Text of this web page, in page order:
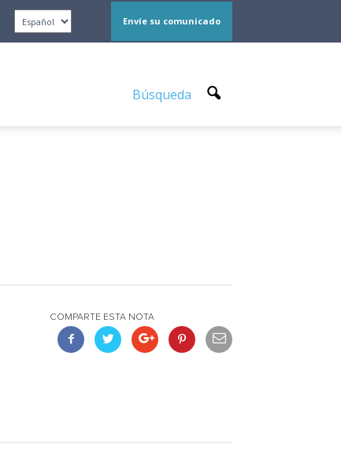
Envíe su comunicado
Búsqueda
COMPARTE ESTA NOTA